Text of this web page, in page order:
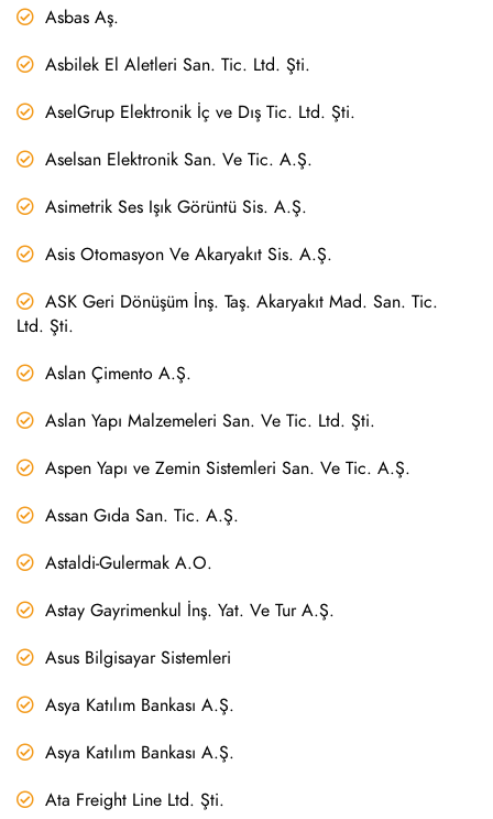
Asbas Aş.
Asbilek El Aletleri San. Tic. Ltd. Şti.
AselGrup Elektronik İç ve Dış Tic. Ltd. Şti.
Aselsan Elektronik San. Ve Tic. A.Ş.
Asimetrik Ses Işık Görüntü Sis. A.Ş.
Asis Otomasyon Ve Akaryakıt Sis. A.Ş.
ASK Geri Dönüşüm İnş. Taş. Akaryakıt Mad. San. Tic.
Ltd. Şti.
Aslan Çimento A.Ş.
Aslan Yapı Malzemeleri San. Ve Tic. Ltd. Şti.
Aspen Yapı ve Zemin Sistemleri San. Ve Tic. A.Ş.
Assan Gıda San. Tic. A.Ş.
Astaldi-Gulermak A.O.
Astay Gayrimenkul İnş. Yat. Ve Tur A.Ş.
Asus Bilgisayar Sistemleri
Asya Katılım Bankası A.Ş.
Asya Katılım Bankası A.Ş.
Ata Freight Line Ltd. Şti.